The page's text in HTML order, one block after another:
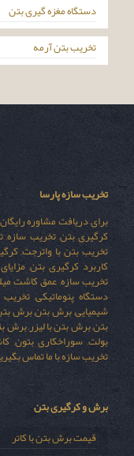
دستگاه مغزه گیری بتن
تخریب بتن آرمه
تخریب سازه پارسا
برای دریافت مشاوره
کرگیری بتن, تخریب سازه,
تخریب بتن با واترجت,
کاربرد کرگیری بتن,
تخریب سازه, عمق کاشت
دستگاه پنوماتیکی,
شیمیایی, برش بتن, برش
بتن, برش بتن با لیزر, برش
بولت, سوراخکاری بتون,
تخریب سازه با ما تماس
برش و کرگیری بتن
قیمت برش بتن با کاتر